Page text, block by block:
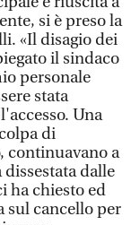
si è preso la
«Il disagio dei
il sindaco
personale
stata
Una
di
continuavano a
dissestata dalle
ha chiesto ed
sul cancello per